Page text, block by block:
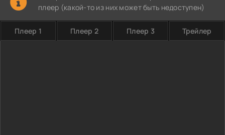
плеер (какой-то из них может быть недоступен)
Плеер 1 Плеер 2 Плеер 3 Трейлер